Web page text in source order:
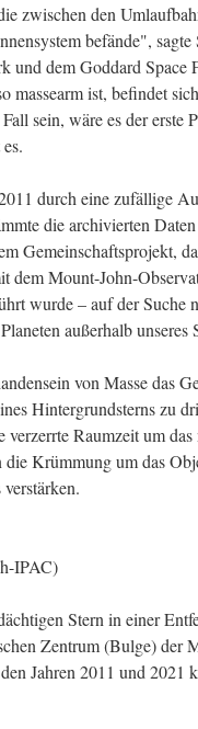
zwischen den
befände",
und dem Goddard
massearm ist, befindet
sein, wäre es der erste
durch eine zufällige
die archivierten
Gemeinschaftsprojekt,
dem Mount-John-
wurde – auf der Suche
außerhalb unseres
von Masse das
Hintergrundsterns zu
verzerrte Raumzeit um
die Krümmung um das
IPAC)
Stern in einer
Zentrum (Bulge) der
Jahren 2011 und 2021